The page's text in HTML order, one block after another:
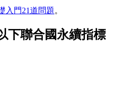
入門21道問題。
下聯合國永續指標